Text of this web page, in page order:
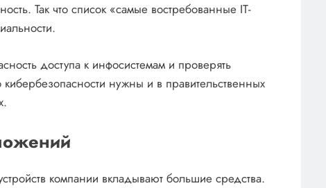
Так что список «самые востребованные IT-
доступа к инфосистемам и проверять
нужны и в правительственных
компании вкладывают большие средства.